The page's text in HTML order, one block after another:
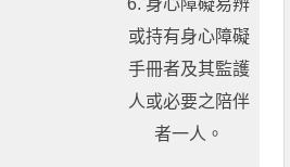
或持有身心障礙
手冊者及其監護
人或必要之陪伴
者一人。